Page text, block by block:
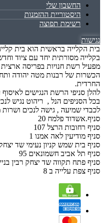
החשבון שלי
היסטוריית ההזמנות
רשימת תפוצה
נגישות
בית הקלייה בראשית הוא בית
בקלייה מסורתית יחד עם ציוד
מפעיל רשת חנויות בפריסה
הכשרות של רבנות מטה יהודה
החרדית.
להלן סניפי הרשת הנגישים לאיסוף
בכל הסניפים הנל , ריהוט נגיש
לכבדי שמיעה , גישה לנכים ושרות
סניף.אשדוד פלמח 20
סניף רחובות הרצל 107
סניף מודיעין לאה אמנו 1
סניף בית שמש קניון נעימי שד
סניף תל אביב חשמונאים 95
סניף פתח תקווה שד יצחק רבין
סניף צפת עלייה ב 8